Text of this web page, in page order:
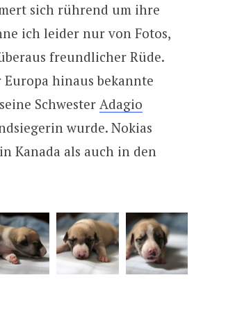
sich rührend um ihre
ich leider nur von Fotos,
freundlicher Rüde.
hinaus bekannte
SchwesterAdagio
wurde. Nokias
Kanada als auch in den